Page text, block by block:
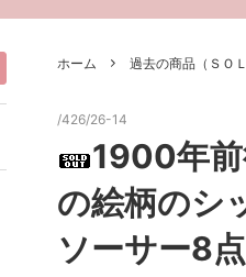
ミーキン
カラコフ
ダベンポート
クレッセント
HRダニエル
ホーム 過去の商品（ＳＯ
/426/26-14
1900年
の絵柄のシ
ソーサー8